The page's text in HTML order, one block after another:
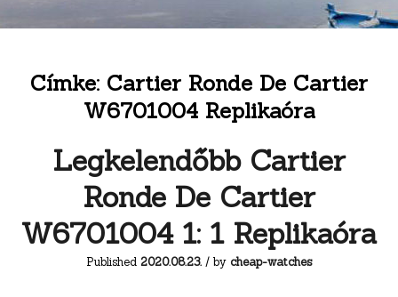
Címke: Cartier Ronde De Cartier
W6701004 Replikaóra
Legkelendőbb Cartier
Ronde De Cartier
W6701004 1: 1 Replikaóra
Published 2020.08.23. / by cheap-watches